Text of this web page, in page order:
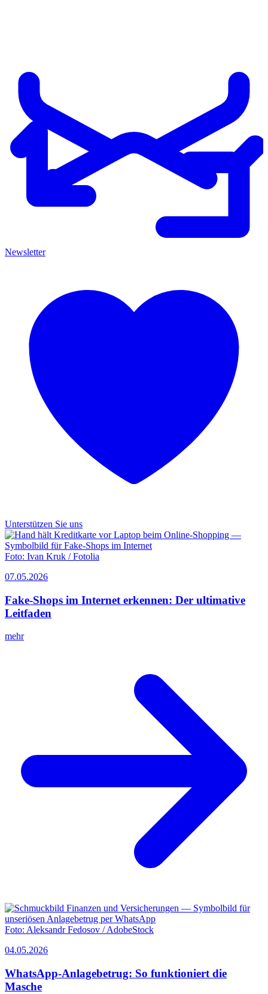
Newsletter
Unterstützen Sie uns
Foto: Ivan Kruk / Fotolia
07.05.2026
Fake-Shops im Internet erkennen: Der ultimative
Leitfaden
mehr
Foto: Aleksandr Fedosov / AdobeStock
04.05.2026
WhatsApp-Anlagebetrug: So funktioniert die
Masche